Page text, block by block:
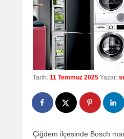
Tarih: 11 Temmuz 2025 Yazar:
Çiğdem ilçesinde Bosch